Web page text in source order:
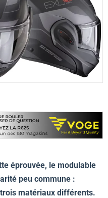
éprouvée, le modulable
peu commune :
matériaux différents.